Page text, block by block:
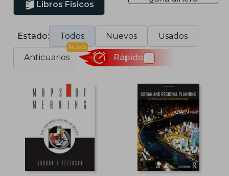
Libros Físicos
Estado: Todos Nuevos Usados
Anticuarios
Nuevo
Rápido